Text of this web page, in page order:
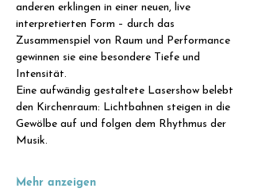
anderen erklingen in einer neuen, live
interpretierten Form – durch das
Zusammenspiel von Raum und Performance
gewinnen sie eine besondere Tiefe und
Intensität.
Eine aufwändig gestaltete Lasershow belebt
den Kirchenraum: Lichtbahnen steigen in die
Gewölbe auf und folgen dem Rhythmus der
Musik.
Mehr anzeigen